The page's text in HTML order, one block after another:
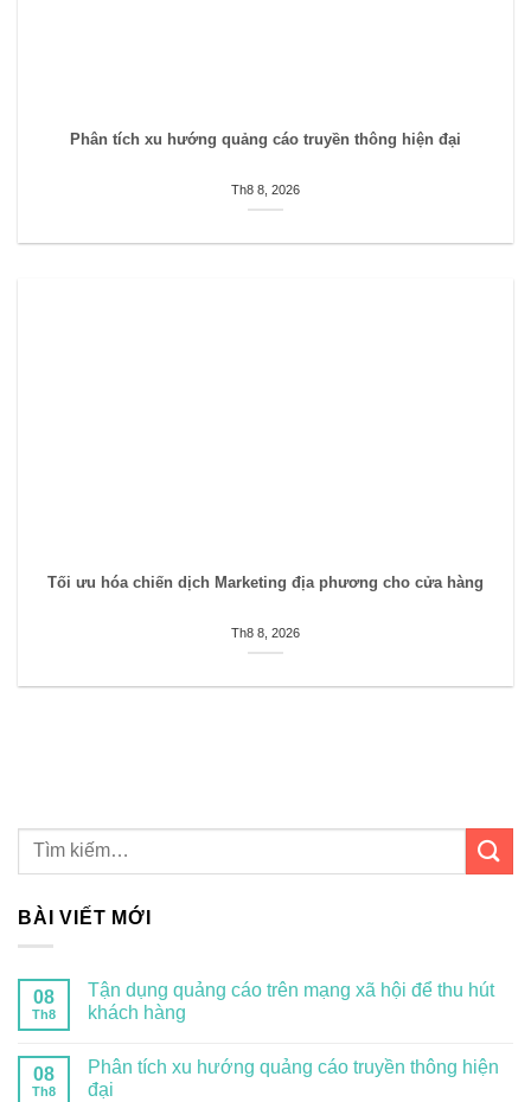
Phân tích xu hướng quảng cáo truyền thông hiện đại
Th8 8, 2026
Tối ưu hóa chiến dịch Marketing địa phương cho cửa hàng
Th8 8, 2026
BÀI VIẾT MỚI
08
Th8
Tận dụng quảng cáo trên mạng xã hội để thu hút
khách hàng
08
Th8
Phân tích xu hướng quảng cáo truyền thông hiện
đại